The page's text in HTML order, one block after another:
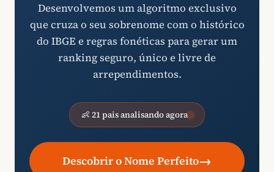
Desenvolvemos um algoritmo exclusivo
que cruza o seu sobrenome com o histórico
do IBGE e regras fonéticas para gerar um
ranking seguro, único e livre de
arrependimentos.
👶 21 pais analisando agora
Descobrir o Nome Perfeito→